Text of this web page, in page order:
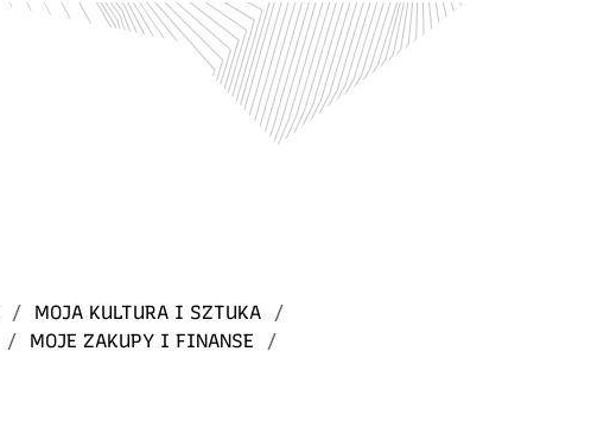
/ MOJA KULTURA I SZTUKA
/
/ MOJE ZAKUPY I FINANSE
/